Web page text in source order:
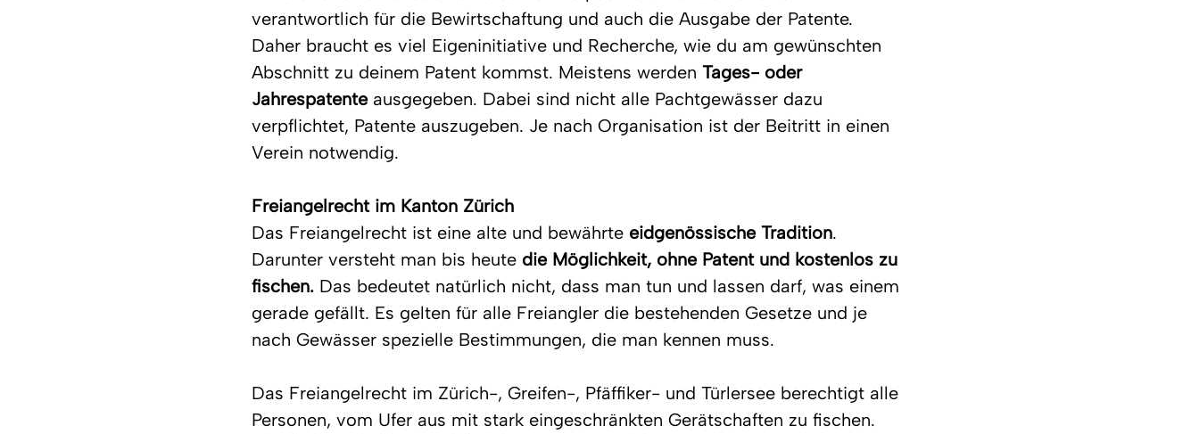
verantwortlich für die Bewirtschaftung und auch die Ausgabe der Patente.
Daher braucht es viel Eigeninitiative und Recherche, wie du am gewünschten
Abschnitt zu deinem Patent kommst. Meistens werden Tages- oder
Jahrespatente ausgegeben. Dabei sind nicht alle Pachtgewässer dazu
verpflichtet, Patente auszugeben. Je nach Organisation ist der Beitritt in einen
Verein notwendig.
Freiangelrecht im Kanton Zürich
Das Freiangelrecht ist eine alte und bewährte eidgenössische Tradition.
Darunter versteht man bis heute die Möglichkeit, ohne Patent und kostenlos zu
fischen. Das bedeutet natürlich nicht, dass man tun und lassen darf, was einem
gerade gefällt. Es gelten für alle Freiangler die bestehenden Gesetze und je
nach Gewässer spezielle Bestimmungen, die man kennen muss.
Das Freiangelrecht im Zürich-, Greifen-, Pfäffiker- und Türlersee berechtigt alle
Personen, vom Ufer aus mit stark eingeschränkten Gerätschaften zu fischen.